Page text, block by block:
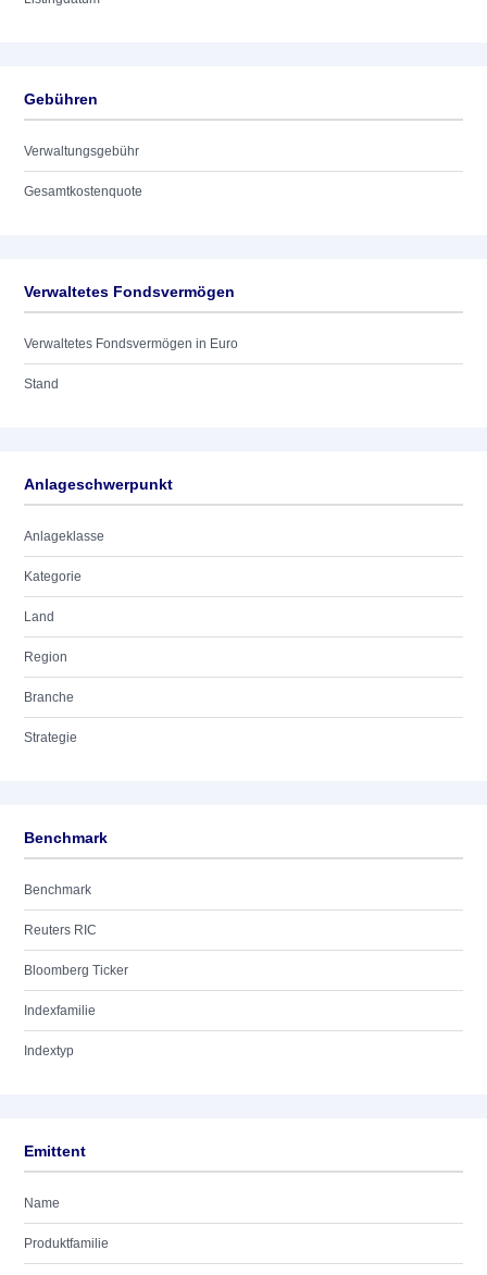
Gebühren
Verwaltungsgebühr
Gesamtkostenquote
Verwaltetes Fondsvermögen
Verwaltetes Fondsvermögen in Euro
Stand
Anlageschwerpunkt
Anlageklasse
Kategorie
Land
Region
Branche
Strategie
Benchmark
Benchmark
Reuters RIC
Bloomberg Ticker
Indexfamilie
Indextyp
Emittent
Name
Produktfamilie